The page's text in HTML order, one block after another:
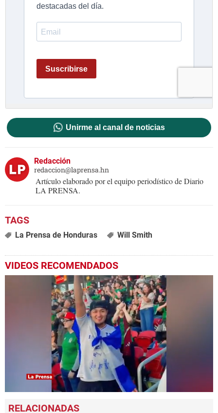
Unirme al canal de noticias
Redacción
redaccion@laprensa.hn
Artículo elaborado por el equipo periodístico de Diario
LA PRENSA.
La Prensa de Honduras Will Smith
VIDEOS RECOMENDADOS
seconds
of